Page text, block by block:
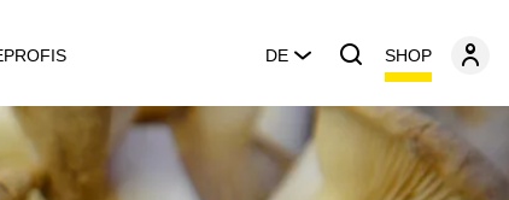
DE SHOP